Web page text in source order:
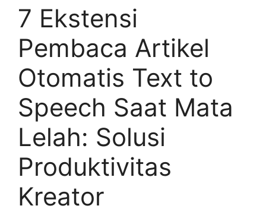
7 Ekstensi
Pembaca Artikel
Otomatis Text to
Speech Saat Mata
Lelah: Solusi
Produktivitas
Kreator